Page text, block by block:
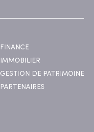
FINANCE
IMMOBILIER
GESTION DE PATRIMOINE
PARTENAIRES